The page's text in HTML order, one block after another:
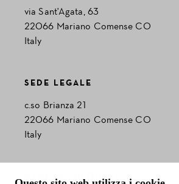
via Sant'Agata, 63
22066 Mariano Comense CO
Italy
SEDE LEGALE
c.so Brianza 21
22066 Mariano Comense CO
Italy
GENERAL REQUEST